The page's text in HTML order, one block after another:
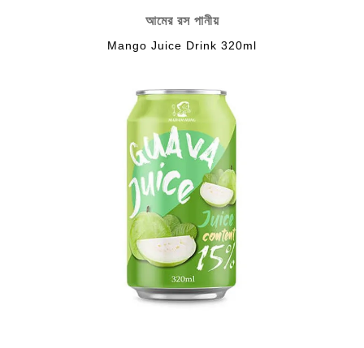
আমের রস পানীয়
Mango Juice Drink 320ml